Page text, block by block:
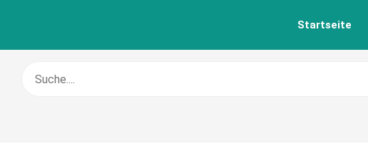
Startseite